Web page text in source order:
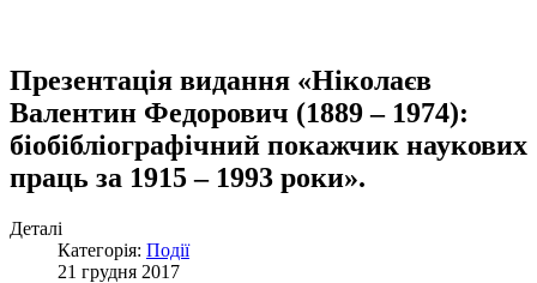
Презентація видання «Ніколаєв
Валентин Федорович (1889 – 1974):
біобібліографічний покажчик наукових
праць за 1915 – 1993 роки».
Деталі
Категорія: Події
21 грудня 2017